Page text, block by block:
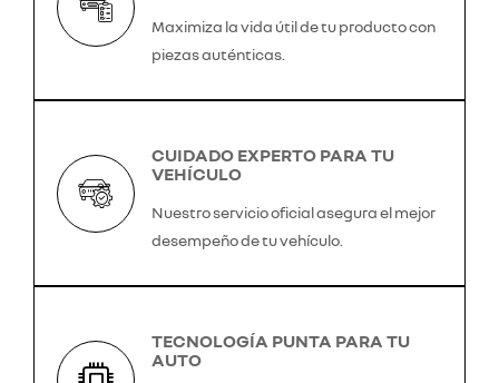
Maximiza la vida útil de tu producto con
piezas auténticas.
CUIDADO EXPERTO PARA TU
VEHÍCULO
Nuestro servicio oficial asegura el mejor
desempeño de tu vehículo.
TECNOLOGÍA PUNTA PARA TU
AUTO